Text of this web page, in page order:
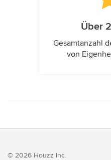
Über
Gesamtanzahl
von
© 2026 Houzz Inc.